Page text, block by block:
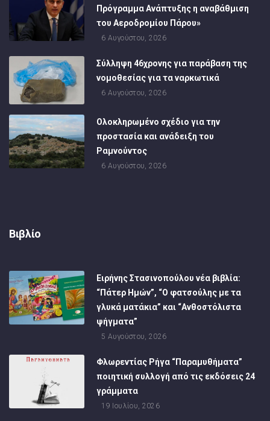
Πρόγραμμα Ανάπτυξης η αναβάθμιση
του Αεροδρομίου Πάρου»
6 Αυγούστου, 2026
Σύλληψη 46χρονης για παράβαση της
νομοθεσίας για τα ναρκωτικά
6 Αυγούστου, 2026
Ολοκληρωμένο σχέδιο για την
προστασία και ανάδειξη του
Ραμνούντος
6 Αυγούστου, 2026
Βιβλίο
Ειρήνης Στασινοπούλου νέα βιβλία:
“Πάτερ Ημών”, “Ο φατσούλης με τα
γλυκά ματάκια” και “Ανθοστόλιστα
ψήγματα”
5 Αυγούστου, 2026
Φλωρεντίας Ρήγα “Παραμυθήματα”
ποιητική συλλογή από τις εκδόσεις 24
γράμματα
19 Ιουλίου, 2026